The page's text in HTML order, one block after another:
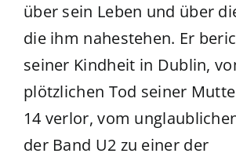
über sein Leben und über
die ihm nahestehen. Er
seiner Kindheit in Dublin,
plötzlichen Tod seiner
14 verlor, vom
der Band U2 zu einer der